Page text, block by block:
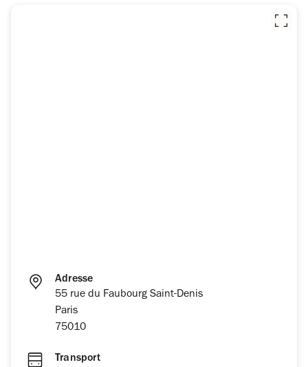
Adresse
55 rue du Faubourg Saint-Denis
Paris
75010
Transport